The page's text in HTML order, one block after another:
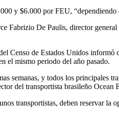
y $6.000 por FEU, “dependiendo
Fabrizio De Paulis, director
Censo de Estados Unidos
el mismo periodo del año pasado.
semanas, y todos los principales
del transportista brasileño Ocean
transportistas, deben reservar